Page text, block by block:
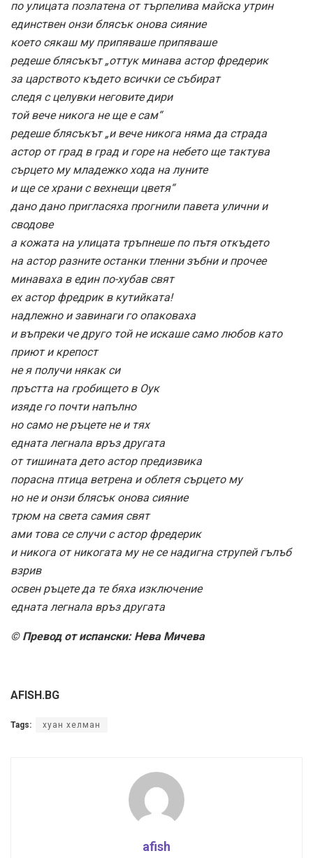
по улицата позлатена от търпелива майска утрин
единствен онзи блясък онова сияние
което сякаш му припяваше припяваше
редеше блясъкът „оттук минава астор фредерик
за царството където всички се събират
следя с целувки неговите дири
той вече никога не ще е сам“
редеше блясъкът „и вече никога няма да страда
астор от град в град и горе на небето ще тактува
сърцето му младежко хода на луните
и ще се храни с вехнещи цветя“
дано дано пригласяха прогнили павета улични и
сводове
а кожата на улицата тръпнеше по пътя откъдето
на астор разните останки тленни зъбни и прочее
минаваха в един по-хубав свят
ех астор фредрик в кутийката!
надлежно и завинаги го опаковаха
и въпреки че друго той не искаше само любов като
приют и крепост
не я получи някак си
пръстта на гробището в Оук
изяде го почти напълно
но само не ръцете не и тях
едната легнала връз другата
от тишината дето астор предизвика
порасна птица ветрена и облетя сърцето му
но не и онзи блясък онова сияние
трюм на света самия свят
ами това се случи с астор фредерик
и никога от никогата му не се надигна струпей гълъб
взрив
освен ръцете да те бяха изключение
едната легнала връз другата
© Превод от испански: Нева Мичева
AFISH.BG
Tags: хуан хелман
afish